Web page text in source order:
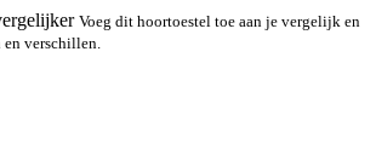
Voeg dit hoortoestel toe aan je vergelijk en
en verschillen.